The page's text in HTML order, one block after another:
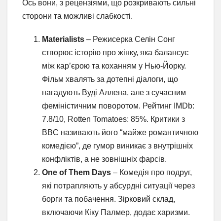
Ось вони, з рецензіями, що розкривають сильні
сторони та можливі слабкості.
Materialists – Режисерка Селін Сонг
створює історію про жінку, яка балансує
між кар’єрою та коханням у Нью-Йорку.
Фільм хвалять за дотепні діалоги, що
нагадують Вуді Аллена, але з сучасним
феміністичним поворотом. Рейтинг IMDb:
7.8/10, Rotten Tomatoes: 85%. Критики з
BBC називають його “майже романтичною
комедією”, де гумор виникає з внутрішніх
конфліктів, а не зовнішніх фарсів.
One of Them Days – Комедія про подруг,
які потрапляють у абсурдні ситуації через
борги та побачення. Зірковий склад,
включаючи Кіку Палмер, додає харизми.